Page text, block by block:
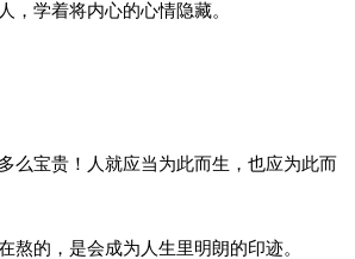
，学着将内心的心情隐藏。
么宝贵！人就应当为此而生，也应为此而
熬的，是会成为人生里明朗的印迹。